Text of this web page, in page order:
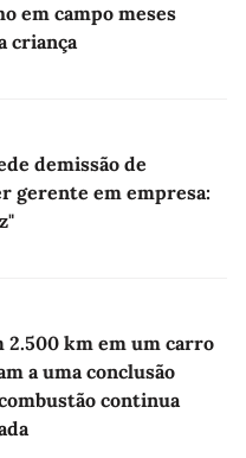
em campo meses
criança
demissão de
gerente em empresa:
2.500 km em um carro
a uma conclusão
continua